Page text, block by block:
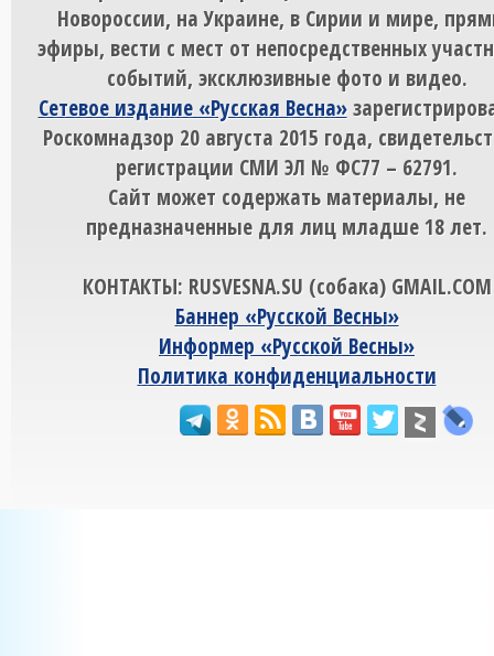
Новороссии, на Украине, в Сирии и мире,
эфиры, вести с мест от непосредственных
событий, эксклюзивные фото и видео.
Сетевое издание «Русская Весна»
Роскомнадзор 20 августа 2015 года,
регистрации СМИ ЭЛ № ФС77 – 62791.
Сайт может содержать материалы, не
предназначенные для лиц младше 18 лет.
КОНТАКТЫ: RUSVESNA.SU (собака) GMAIL.COM
Баннер «Русской Весны»
Информер «Русской Весны»
Политика конфиденциальности